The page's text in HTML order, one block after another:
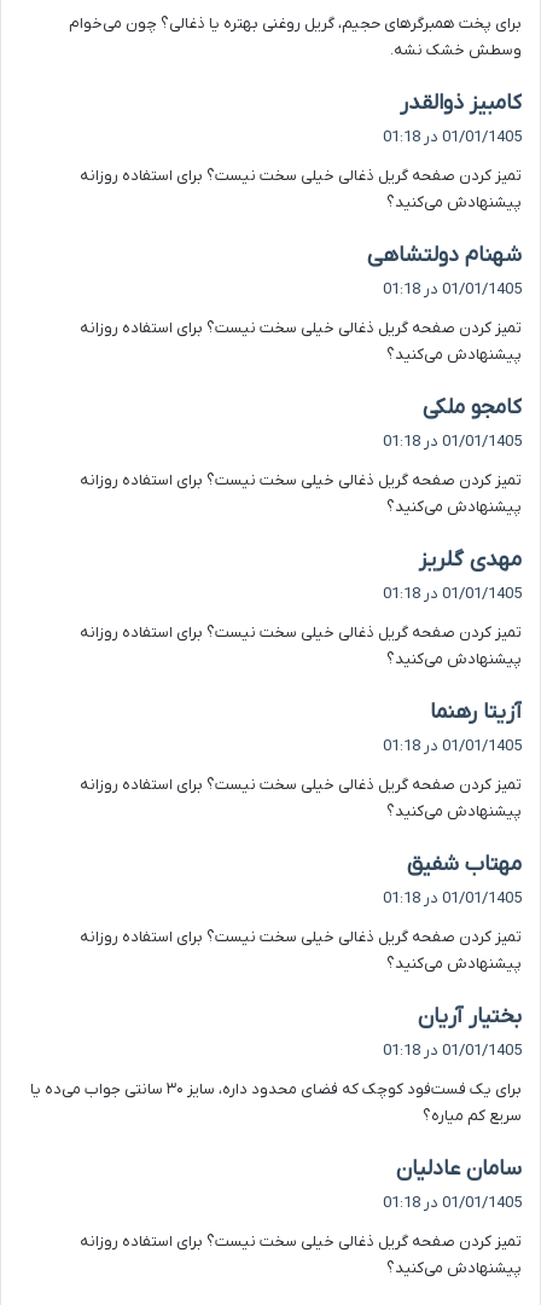
:
برای پخت همبرگرهای حجیم، گریل روغنی بهتره یا ذغالی؟ چون می‌خوام
وسطش خشک نشه.
کامبیز ذوالقدر
ف
:
01/01/1405 در 01:18
تمیز کردن صفحه گریل ذغالی خیلی سخت نیست؟ برای استفاده روزانه
پیشنهادش می‌کنید؟
شهنام دولتشاهی
:
01/01/1405 در 01:18
تمیز کردن صفحه گریل ذغالی خیلی سخت نیست؟ برای استفاده روزانه
پیشنهادش می‌کنید؟
کامجو ملکی
ف
:
01/01/1405 در 01:18
تمیز کردن صفحه گریل ذغالی خیلی سخت نیست؟ برای استفاده روزانه
پیشنهادش می‌کنید؟
مهدی گلریز
ف
:
01/01/1405 در 01:18
تمیز کردن صفحه گریل ذغالی خیلی سخت نیست؟ برای استفاده روزانه
پیشنهادش می‌کنید؟
آزیتا رهنما
:
01/01/1405 در 01:18
تمیز کردن صفحه گریل ذغالی خیلی سخت نیست؟ برای استفاده روزانه
پیشنهادش می‌کنید؟
مهتاب شفیق
ف
:
01/01/1405 در 01:18
تمیز کردن صفحه گریل ذغالی خیلی سخت نیست؟ برای استفاده روزانه
پیشنهادش می‌کنید؟
بختیار آریان
ف
:
01/01/1405 در 01:18
برای یک فست‌فود کوچک که فضای محدود داره، سایز ۳۰ سانتی جواب می‌ده یا
سریع کم میاره؟
سامان عادلیان
ف
:
01/01/1405 در 01:18
تمیز کردن صفحه گریل ذغالی خیلی سخت نیست؟ برای استفاده روزانه
پیشنهادش می‌کنید؟